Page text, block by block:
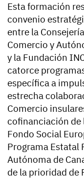
Esta formación
convenio
entre la
Comercio y
y la Fundación
catorce
específica a
estrecha
Comercio
cofinanciación de
Fondo Social
Programa Estatal
Autónoma de
de la prioridad de